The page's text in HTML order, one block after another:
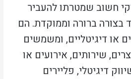
חשוב שמטרתו להעביר
בצורה ברורה וממוקדת. הם
או דיגיטליים, ומשמשים
שירותים, אירועים או
דיגיטלי, פליירים